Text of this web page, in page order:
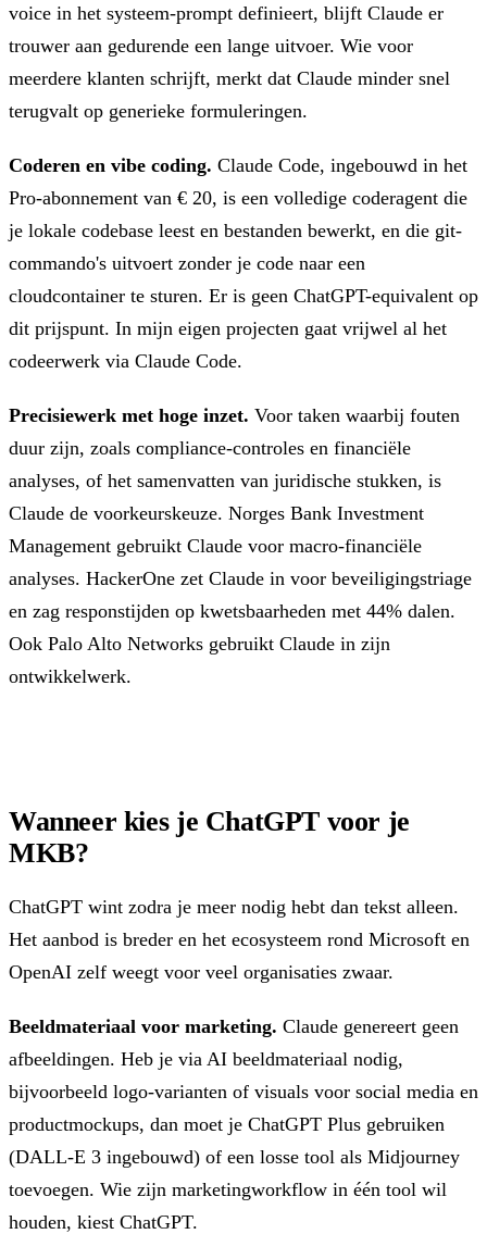
voice in het systeem-prompt definieert, blijft Claude er
trouwer aan gedurende een lange uitvoer. Wie voor
meerdere klanten schrijft, merkt dat Claude minder snel
terugvalt op generieke formuleringen.
Coderen en vibe coding. Claude Code, ingebouwd in het
Pro-abonnement van € 20, is een volledige coderagent die
je lokale codebase leest en bestanden bewerkt, en die git-
commando's uitvoert zonder je code naar een
cloudcontainer te sturen. Er is geen ChatGPT-equivalent op
dit prijspunt. In mijn eigen projecten gaat vrijwel al het
codeerwerk via Claude Code.
Precisiewerk met hoge inzet. Voor taken waarbij fouten
duur zijn, zoals compliance-controles en financiële
analyses, of het samenvatten van juridische stukken, is
Claude de voorkeurskeuze. Norges Bank Investment
Management gebruikt Claude voor macro-financiële
analyses. HackerOne zet Claude in voor beveiligingstriage
en zag responstijden op kwetsbaarheden met 44% dalen.
Ook Palo Alto Networks gebruikt Claude in zijn
ontwikkelwerk.
Wanneer kies je ChatGPT voor je
MKB?
ChatGPT wint zodra je meer nodig hebt dan tekst alleen.
Het aanbod is breder en het ecosysteem rond Microsoft en
OpenAI zelf weegt voor veel organisaties zwaar.
Beeldmateriaal voor marketing. Claude genereert geen
afbeeldingen. Heb je via AI beeldmateriaal nodig,
bijvoorbeeld logo-varianten of visuals voor social media en
productmockups, dan moet je ChatGPT Plus gebruiken
(DALL-E 3 ingebouwd) of een losse tool als Midjourney
toevoegen. Wie zijn marketingworkflow in één tool wil
houden, kiest ChatGPT.